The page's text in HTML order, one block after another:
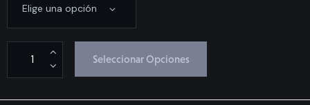
Reserva Ahora
Visitas y Tours
Marbella
Seleccionar Opciones